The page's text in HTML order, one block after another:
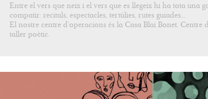
Entre el vers que neix i el vers que es llegeix hi ha tota una
compatir: recitals, espectacles, tertúlies, rutes guiades...
El nostre centre d’operacions és la Casa Blai Bonet. Centre
taller poètic.